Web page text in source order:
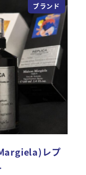
ブランド
レプ